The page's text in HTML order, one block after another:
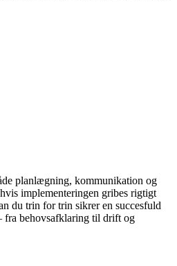
planlægning, kommunikation og
implementeringen gribes rigtigt
du trin for trin sikrer en succesfuld
fra behovsafklaring til drift og